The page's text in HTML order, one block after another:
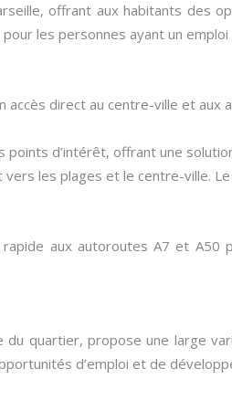
offrant aux habitants des
les personnes ayant un emploi
direct au centre-ville et
d’intérêt, offrant une
les plages et le centre-ville.
aux autoroutes A7 et A50
quartier, propose une large
d’emploi et de